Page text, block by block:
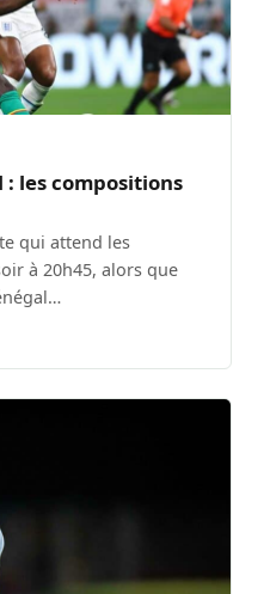
les compositions
qui attend les
à 20h45, alors que